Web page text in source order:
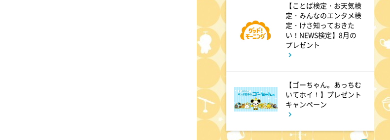
0:45
キッチンカー大作戦!
1:15
バズマンTV
深夜 1:45
ラブ!!Jリーグ
【ことば検定・お天気検
定・みんなのエンタメ検
定・けさ知っておきた
い！NEWS検定】8月の
プレゼント
【ゴーちゃん。あっちむ
いてホイ！】プレゼント
キャンペーン